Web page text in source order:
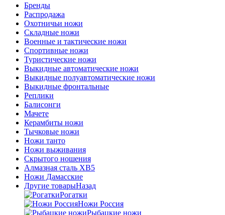
Бренды
Распродажа
Охотничьи ножи
Складные ножи
Военные и тактические ножи
Спортивные ножи
Туристические ножи
Выкидные автоматические ножи
Выкидные полуавтоматические ножи
Выкидные фронтальные
Реплики
Балисонги
Мачете
Керамбиты ножи
Тычковые ножи
Ножи танто
Ножи выживания
Скрытого ношения
Алмазная сталь ХВ5
Ножи Дамасские
Другие товарыНазад
Рогатки
Ножи Россия
Рыбацкие ножи